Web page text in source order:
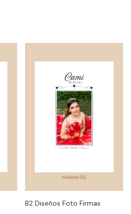
B2 Diseños Foto Firmas